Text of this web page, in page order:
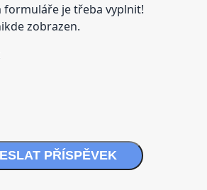
formuláře je třeba vyplnit!
zobrazen.
PŘÍSPĚVEK